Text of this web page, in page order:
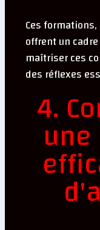
Ces
offrent un
maîtriser ces
des réflexes
4.